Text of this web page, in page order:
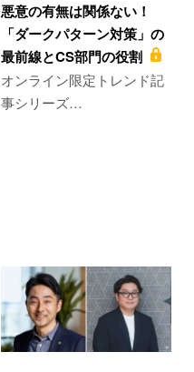
悪意の有無は関係ない！
「ダークパターン対策」の
最前線とCS部門の役割
オンライン限定トレンド記
事シリーズ…